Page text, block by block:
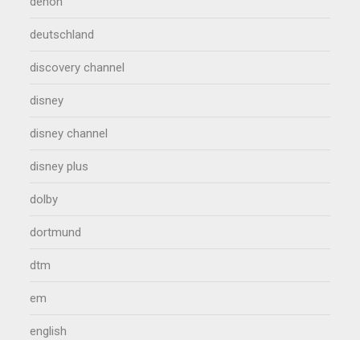
deutschland
discovery channel
disney
disney channel
disney plus
dolby
dortmund
dtm
em
english